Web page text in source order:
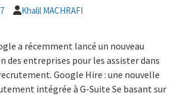
Khalil MACHRAFI
a récemment lancé un nouveau
des entreprises pour les assister dans
Google Hire : une nouvelle
intégrée à G-Suite Se basant sur